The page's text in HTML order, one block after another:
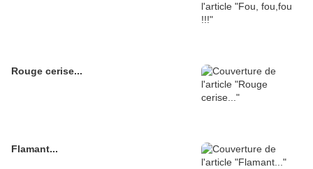
Rouge cerise...
Flamant...